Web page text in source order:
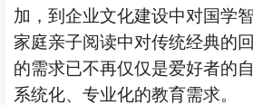
加，到企业文化建设中对国学
家庭亲子阅读中对传统经典的
的需求已不再仅仅是爱好者的
系统化、专业化的教育需求。